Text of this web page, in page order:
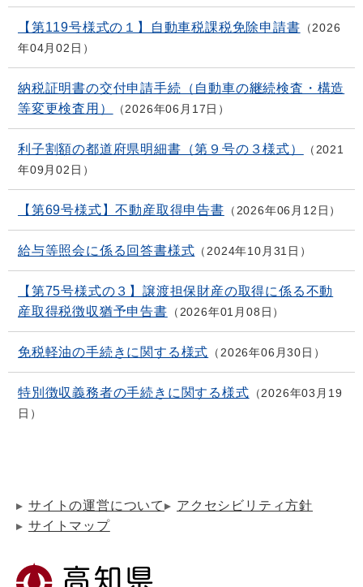
【第119号様式の１】自動車税課税免除申請書
2026
年04月02日
納税証明書の交付申請手続（自動車の継続検査・構造
等変更検査用）
2026年06月17日
利子割額の都道府県明細書（第９号の３様式）
2021
年09月02日
【第69号様式】不動産取得申告書 2026年06月12日
給与等照会に係る回答書様式 2024年10月31日
【第75号様式の３】譲渡担保財産の取得に係る不動
産取得税徴収猶予申告書
2026年01月08日
免税軽油の手続きに関する様式 2026年06月30日
特別徴収義務者の手続きに関する様式
2026年03月19
日
サイトの運営について
アクセシビリティ方針
サイトマップ